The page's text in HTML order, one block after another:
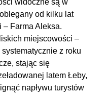
widoczne są w
od kilku lat
Farma Aleksa.
miejscowości –
z roku
stając się
latem Łeby,
napływu turystów